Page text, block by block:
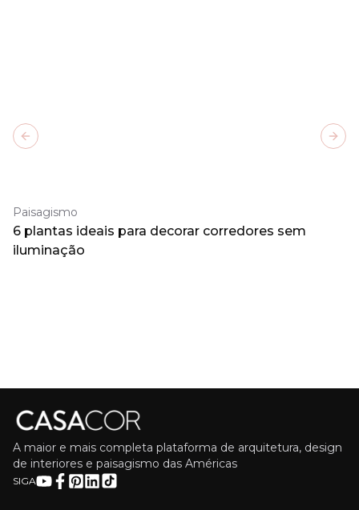
Paisagismo
6 plantas ideais para decorar corredores sem
iluminação
Previous slide
A maior e mais completa plataforma de arquitetura, design
de interiores e paisagismo das Américas
SIGA